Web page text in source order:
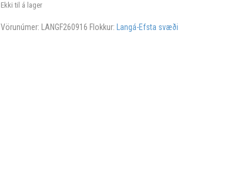
Ekki til á lager
Vörunúmer: LANGF260916 Flokkur: Langá-Efsta svæði